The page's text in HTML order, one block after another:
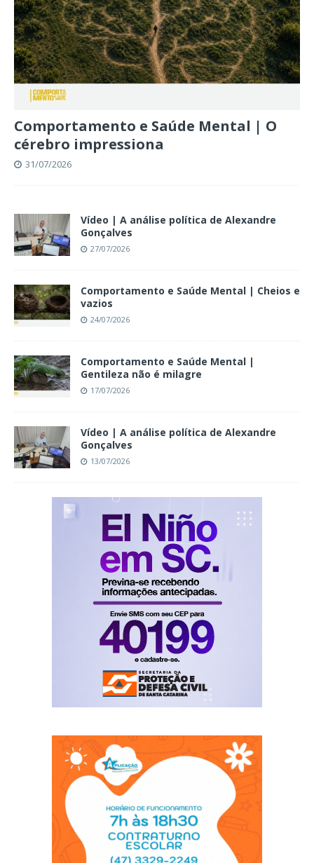
Comportamento e Saúde Mental | O
cérebro impressiona
31/07/2026
Vídeo | A análise política de Alexandre
Gonçalves
27/07/2026
Comportamento e Saúde Mental | Cheios e
vazios
24/07/2026
Comportamento e Saúde Mental |
Gentileza não é milagre
17/07/2026
Vídeo | A análise política de Alexandre
Gonçalves
13/07/2026